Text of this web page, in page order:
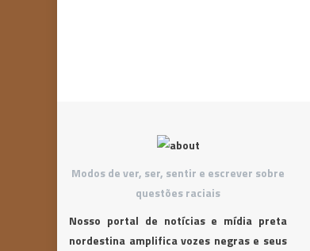
Modos de ver, ser, sentir e escrever sobre
questões raciais
Nosso portal de notícias e mídia preta
nordestina amplifica vozes negras e seus